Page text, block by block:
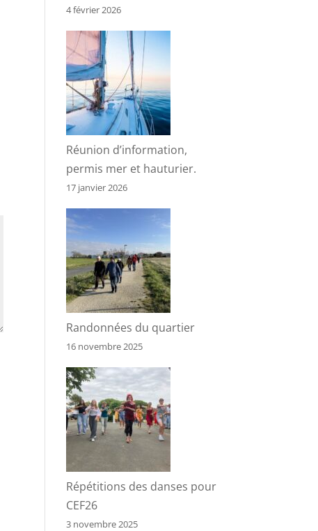
4 février 2026
Réunion d’information,
permis mer et hauturier.
17 janvier 2026
Randonnées du quartier
16 novembre 2025
Répétitions des danses pour
CEF26
3 novembre 2025